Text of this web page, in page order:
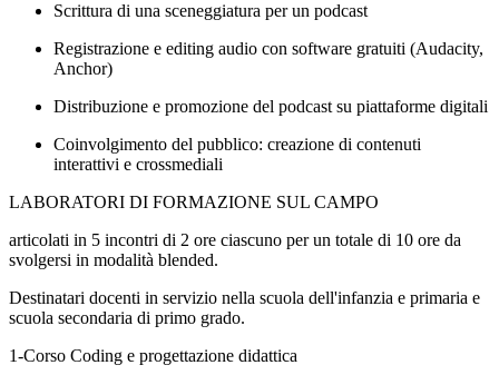
Scrittura di una sceneggiatura per un podcast
Registrazione e editing audio con software gratuiti (Audacity,
Anchor)
Distribuzione e promozione del podcast su piattaforme digitali
Coinvolgimento del pubblico: creazione di contenuti
interattivi e crossmediali
LABORATORI DI FORMAZIONE SUL CAMPO
articolati in 5 incontri di 2 ore ciascuno per un totale di 10 ore da
svolgersi in modalità blended.
Destinatari docenti in servizio nella scuola dell'infanzia e primaria e
scuola secondaria di primo grado.
1-Corso Coding e progettazione didattica